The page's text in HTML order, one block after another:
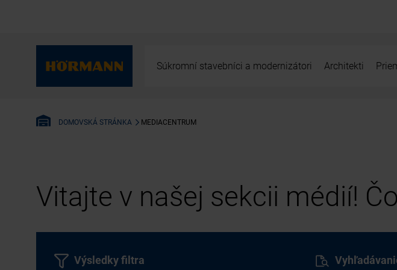
Súkromní stavebníci a modernizátori Architekti
DOMOVSKÁ STRÁNKA MEDIACENTRUM
Vitajte v našej sekcii médií!
Výsledky filtra